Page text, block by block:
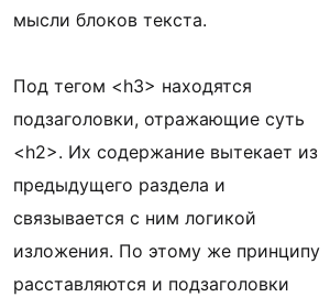
мысли блоков текста.
Под тегом <h3> находятся
подзаголовки, отражающие суть
<h2>. Их содержание вытекает из
предыдущего раздела и
связывается с ним логикой
изложения. По этому же принципу
расставляются и подзаголовки